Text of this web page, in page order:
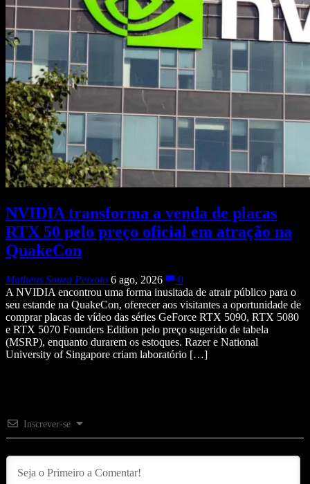
NVIDIA transforma a venda de placas
RTX 50 pelo preço oficial em atração na
QuakeCon
Matheus Souza Peixoto 6 ago, 2026
0
A NVIDIA encontrou uma forma inusitada de atrair público para o
seu estande na QuakeCon, oferecer aos visitantes a oportunidade de
comprar placas de vídeo das séries GeForce RTX 5090, RTX 5080
e RTX 5070 Founders Edition pelo preço sugerido de tabela
(MSRP), enquanto durarem os estoques. Razer e National
University of Singapore criam laboratório […]
Inscrever-se